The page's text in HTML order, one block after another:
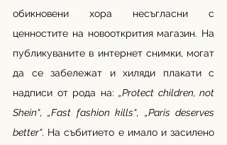
обикновени хора несъгласни с
ценностите на новооткрития магазин. На
публикуваните в интернет снимки, могат
да се забележат и хиляди плакати с
надписи от рода на: „Protect children, not
Shein“, „Fast fashion kills“, „Paris deserves
better“. На събитието е имало и засилено